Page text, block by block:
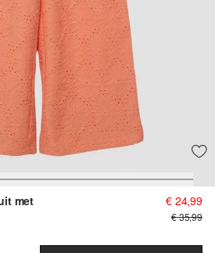
met
€ 24,99
€ 35,99